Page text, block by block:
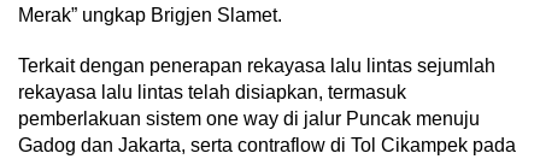
Merak” ungkap Brigjen Slamet.
Terkait dengan penerapan rekayasa lalu lintas sejumlah
rekayasa lalu lintas telah disiapkan, termasuk
pemberlakuan sistem one way di jalur Puncak menuju
Gadog dan Jakarta, serta contraflow di Tol Cikampek pada